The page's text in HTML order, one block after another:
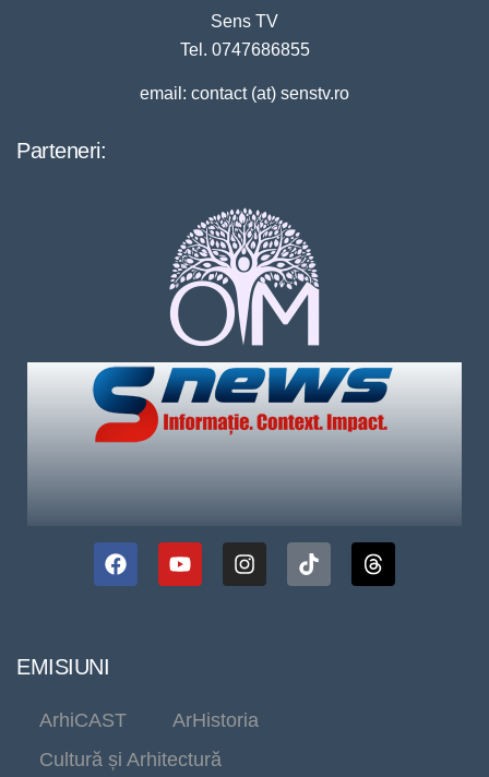
Sens TV
Tel. 0747686855
email: contact (at) senstv.ro
Parteneri:
EMISIUNI
ArhiCAST
ArHistoria
Cultură și Arhitectură